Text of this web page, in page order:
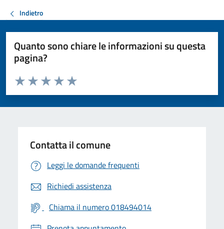
Indietro
Quanto sono chiare le informazioni su questa
pagina?
Valuta da 1 a 5 stelle la pagina
Valuta 5 stelle su 5
Valuta 4 stelle su 5
Valuta 3 stelle su 5
Valuta 2 stelle su 5
Valuta 1 stelle su 5
Contatta il comune
Leggi le domande frequenti
Richiedi assistenza
Chiama il numero 018494014